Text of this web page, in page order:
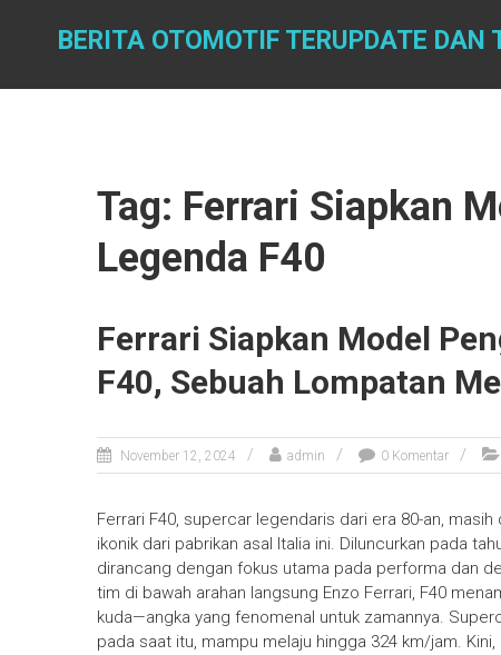
BERITA OTOMOTIF TERUPDATE DAN
Tag: Ferrari Siapkan
Legenda F40
Ferrari Siapkan Model
F40, Sebuah Lompatan
November 12, 2024 admin 0 Komentar
Ferrari F40, supercar legendaris dari era 80-an, masih
ikonik dari pabrikan asal Italia ini. Diluncurkan pada
dirancang dengan fokus utama pada performa dan
tim di bawah arahan langsung Enzo Ferrari, F40
kuda—angka yang fenomenal untuk zamannya.
pada saat itu, mampu melaju hingga 324 km/jam.